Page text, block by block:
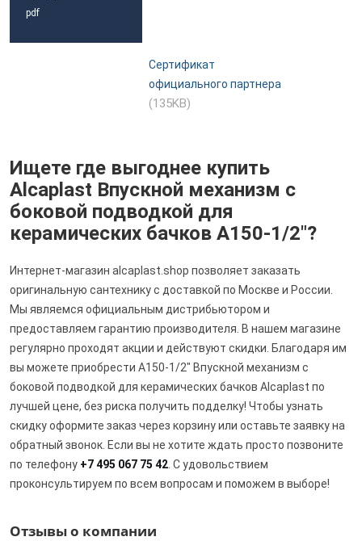
pdf
Сертификат
официального партнера
(135KB)
Ищете где выгоднее купить
Alcaplast Впускной механизм с
боковой подводкой для
керамических бачков A150-1/2"?
Интернет-магазин alcaplast.shop позволяет заказать
оригинальную сантехнику с доставкой по Москве и России.
Мы являемся официальным дистрибьютором и
предоставляем гарантию производителя. В нашем магазине
регулярно проходят акции и действуют скидки. Благодаря им
вы можете приобрести A150-1/2" Впускной механизм с
боковой подводкой для керамических бачков Alcaplast по
лучшей цене, без риска получить подделку! Чтобы узнать
скидку оформите заказ через корзину или оставьте заявку на
обратный звонок. Если вы не хотите ждать просто позвоните
по телефону +7 495 067 75 42 . С удовольствием
проконсультируем по всем вопросам и поможем в выборе!
Отзывы о компании